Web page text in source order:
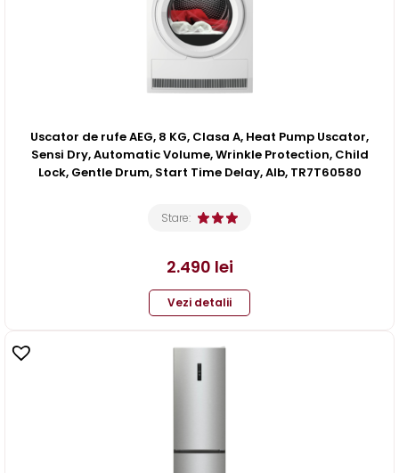
Uscator de rufe AEG, 8 KG, Clasa A, Heat Pump Uscator,
Sensi Dry, Automatic Volume, Wrinkle Protection, Child
Lock, Gentle Drum, Start Time Delay, Alb, TR7T60580
Stare:
2.490 lei
Vezi detalii